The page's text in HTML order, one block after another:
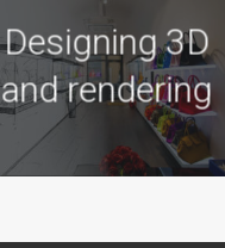
Designing 3D
and rendering